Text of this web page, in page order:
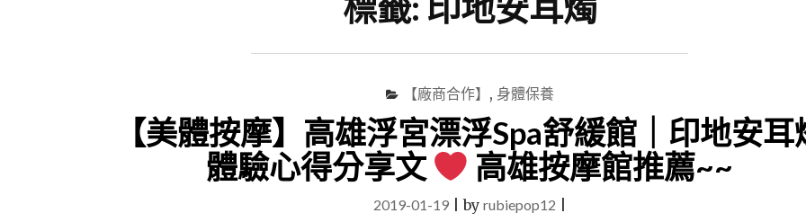
【廠商合作】 , 身體保養
【美體按摩】高雄浮宮漂浮Spa舒緩館｜印地安耳
體驗心得分享文
高雄按摩館推薦~~
2019-01-19|by rubiepop12